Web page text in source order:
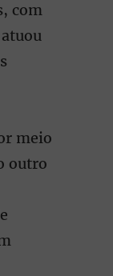
com
meio
outro